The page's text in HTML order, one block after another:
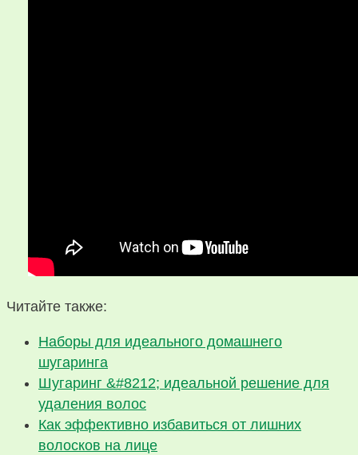
Читайте также:
Наборы для идеального домашнего
шугаринга
Шугаринг &#8212; идеальной решение для
удаления волос
Как эффективно избавиться от лишних
волосков на лице